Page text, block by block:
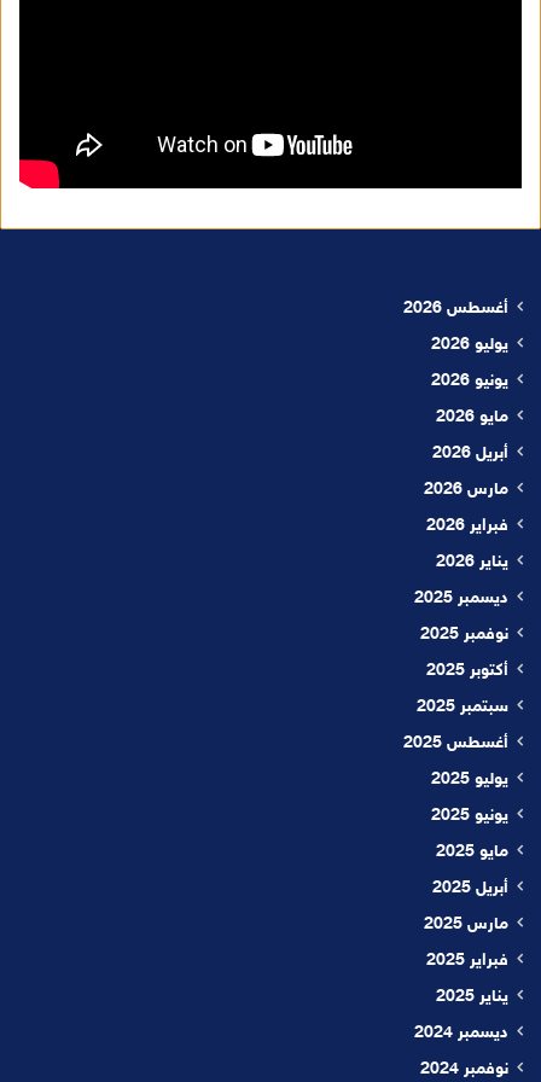
أغسطس 2026
يوليو 2026
يونيو 2026
مايو 2026
أبريل 2026
مارس 2026
فبراير 2026
يناير 2026
ديسمبر 2025
نوفمبر 2025
أكتوبر 2025
سبتمبر 2025
أغسطس 2025
يوليو 2025
يونيو 2025
مايو 2025
أبريل 2025
مارس 2025
فبراير 2025
يناير 2025
ديسمبر 2024
نوفمبر 2024